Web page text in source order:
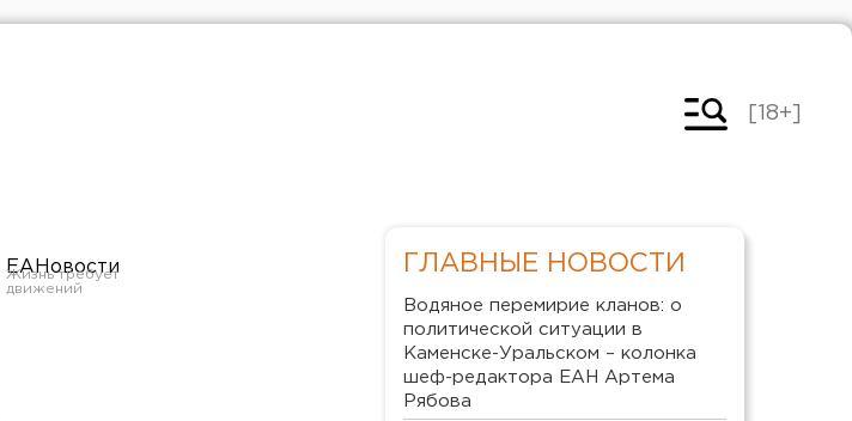
[18+]
ЕАНовости ГЛАВНЫЕ НОВОСТИ
Водяное перемирие кланов: о
политической ситуации в
Каменске-Уральском – колонка
шеф-редактора ЕАН Артема
Рябова